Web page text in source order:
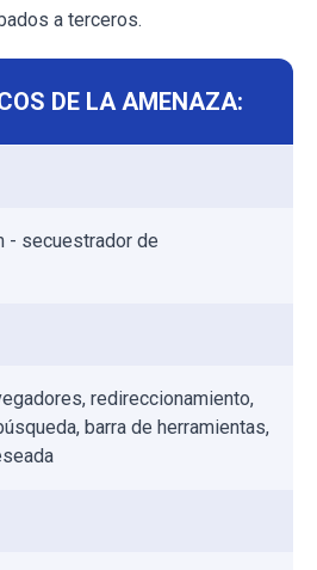
a terceros.
DE LA AMENAZA:
- secuestrador de
redireccionamiento,
barra de herramientas,